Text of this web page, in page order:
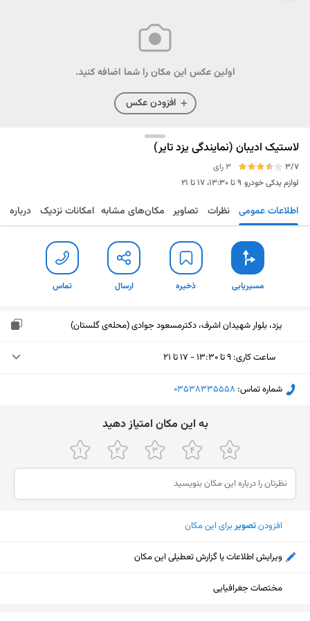
اولین عکس این مکان را شما اضافه کنید.
افزودن عکس
لاستیک ادیبان (نمایندگی یزد تایر)
3/7
3 رای
لوازم یدکی خودرو ۹ تا ۱۳:۳۰، ۱۷ تا ۲۱
مسیریابی ذخیره ارسال تماس اطلاعات عمومی نظرات تصاویر مکان‌های مشابه امکانات نزدیک درباره
مسیریابی ذخیره ارسال تماس
یزد، بلوار شهیدان اشرف، دکترمسعود جوادی (محله‌ی گلستان)
ساعت کاری: ۹ تا ۱۳:۳۰ - ۱۷ تا ۲۱
دوشنبه (امروز)
پنجشنبه
۹ تا ۱۳:۳۰ - ۱۷ تا ۲۱
جمعه
تعطیل
شنبه
یکشنبه
شماره تماس: ‎03538335558
ﺑﻪ اﯾﻦ ﻣﮑﺎن اﻣﺘﯿﺎز دﻫﯿﺪ
افزودنتصویربرای این مکان
ویرایش اطلاعات یا گزارش تعطیلی این مکان
مختصات جغرافیایی